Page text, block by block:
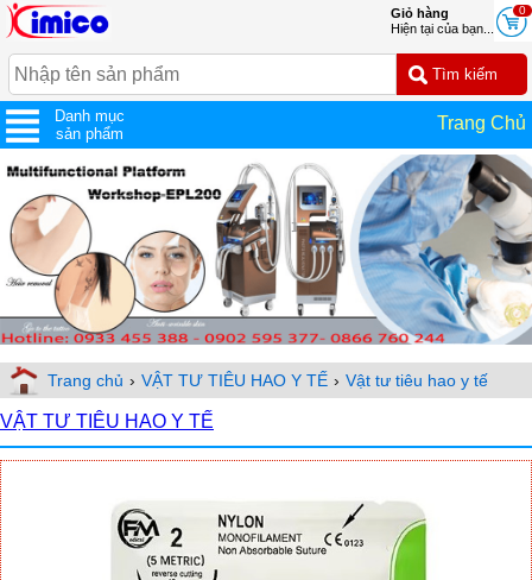
0
Giỏ hàng
Hiện tại của bạn...
Danh mục
sản phẩm
Trang Chủ
Trang chủ › VẬT TƯ TIÊU HAO Y TẾ › Vật tư tiêu hao y tế
VẬT TƯ TIÊU HAO Y TẾ